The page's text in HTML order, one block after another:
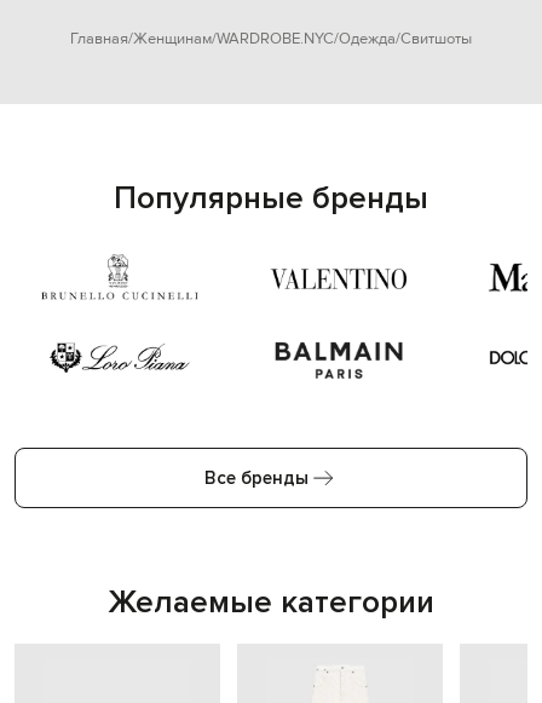
Главная Женщинам WARDROBE.NYC Одежда Свитшоты
Популярные бренды
Все бренды
Желаемые категории